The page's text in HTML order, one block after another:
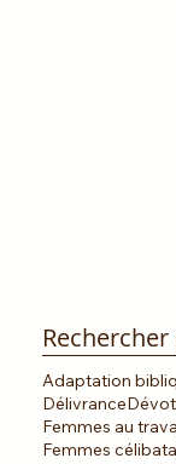
Rechercher
Adaptation
Délivrance
Femmes au
Femmes